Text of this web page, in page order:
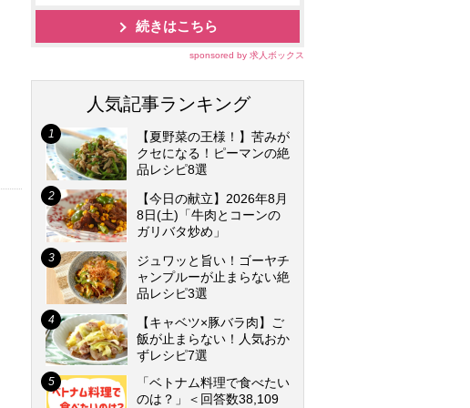
続きはこちら
sponsored by 求人ボックス
人気記事ランキング
【夏野菜の王様！】苦みが
クセになる！ピーマンの絶
品レシピ8選
【今日の献立】2026年8月
8日(土)「牛肉とコーンの
ガリバタ炒め」
ジュワッと旨い！ゴーヤチ
ャンプルーが止まらない絶
品レシピ3選
【キャベツ×豚バラ肉】ご
飯が止まらない！人気おか
ずレシピ7選
「ベトナム料理で食べたい
のは？」＜回答数38,109